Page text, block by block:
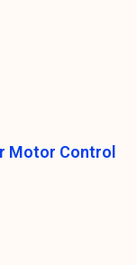
Motor Control